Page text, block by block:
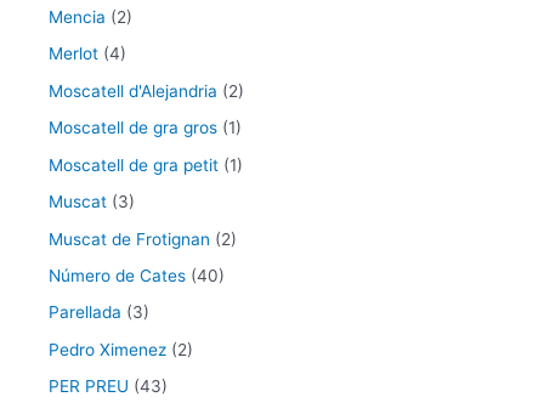
Mencia (2)
Merlot (4)
Moscatell d'Alejandria (2)
Moscatell de gra gros (1)
Moscatell de gra petit (1)
Muscat (3)
Muscat de Frotignan (2)
Número de Cates (40)
Parellada (3)
Pedro Ximenez (2)
PER PREU (43)